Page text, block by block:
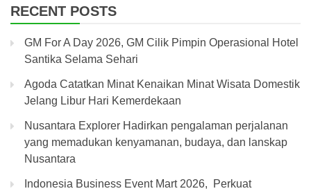
RECENT POSTS
GM For A Day 2026, GM Cilik Pimpin Operasional Hotel
Santika Selama Sehari
Agoda Catatkan Minat Kenaikan Minat Wisata Domestik
Jelang Libur Hari Kemerdekaan
Nusantara Explorer Hadirkan pengalaman perjalanan
yang memadukan kenyamanan, budaya, dan lanskap
Nusantara
Indonesia Business Event Mart 2026, Perkuat